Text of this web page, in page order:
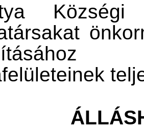
Községi